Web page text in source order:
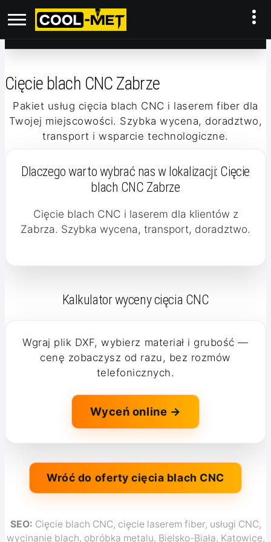
Cięcie blach CNC Zabrze
Pakiet usług cięcia blach CNC i laserem fiber dla
Twojej miejscowości. Szybka wycena, doradztwo,
transport i wsparcie technologiczne.
Dlaczego warto wybrać nas w lokalizacji: Cięcie
blach CNC Zabrze
Cięcie blach CNC i laserem dla klientów z
Zabrza. Szybka wycena, transport, doradztwo.
Kalkulator wyceny cięcia CNC
Wgraj plik DXF, wybierz materiał i grubość —
cenę zobaczysz od razu, bez rozmów
telefonicznych.
Wyceń online →
Wróć do oferty cięcia blach CNC
SEO: Cięcie blach CNC, cięcie laserem fiber, usługi CNC,
wycinanie blach, obróbka metalu, Bielsko-Biała, Katowice,